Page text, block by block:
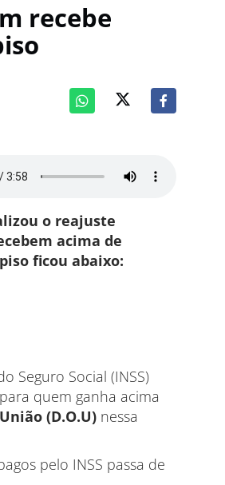
recebe
o reajuste
acima de
ficou abaixo:
Seguro Social (INSS)
quem ganha acima
(D.O.U) nessa
pelo INSS passa de